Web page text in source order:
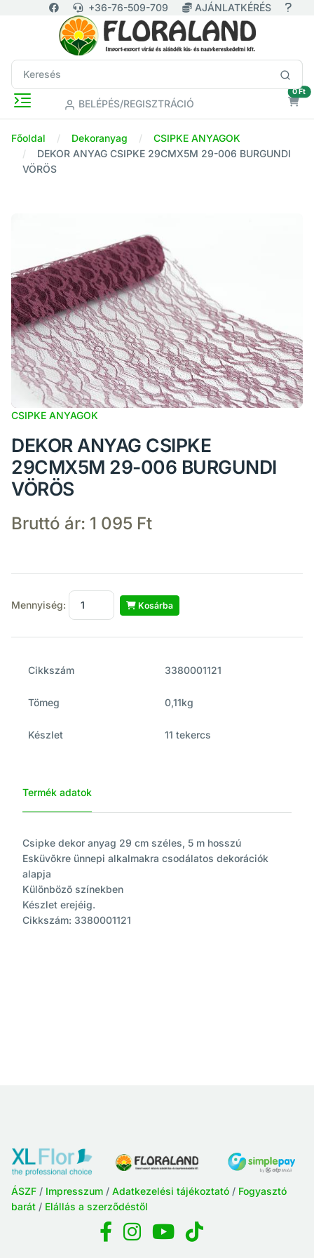
+36-76-509-709 AJÁNLATKÉRÉS
BELÉPÉS/REGISZTRÁCIÓ
0 Ft
Főoldal Dekoranyag
CSIPKE ANYAGOK
DEKOR ANYAG CSIPKE 29CMX5M 29-006 BURGUNDI
VÖRÖS
CSIPKE ANYAGOK
DEKOR ANYAG CSIPKE
29CMX5M 29-006 BURGUNDI
VÖRÖS
Bruttó ár: 1 095 Ft
Mennyiség: Kosárba
Cikkszám 3380001121
Tömeg 0,11kg
Készlet 11 tekercs
Termék adatok
Csipke dekor anyag 29 cm széles, 5 m hosszú
Esküvõkre ünnepi alkalmakra csodálatos dekorációk
alapja
Különbözõ színekben
Készlet erejéig.
Cikkszám: 3380001121
ÁSZF / Impresszum / Adatkezelési tájékoztató / Fogyasztó
barát / Elállás a szerződéstől